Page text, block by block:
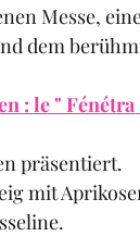
Messe,
dem
: le " Fénétra
präsentiert.
mit